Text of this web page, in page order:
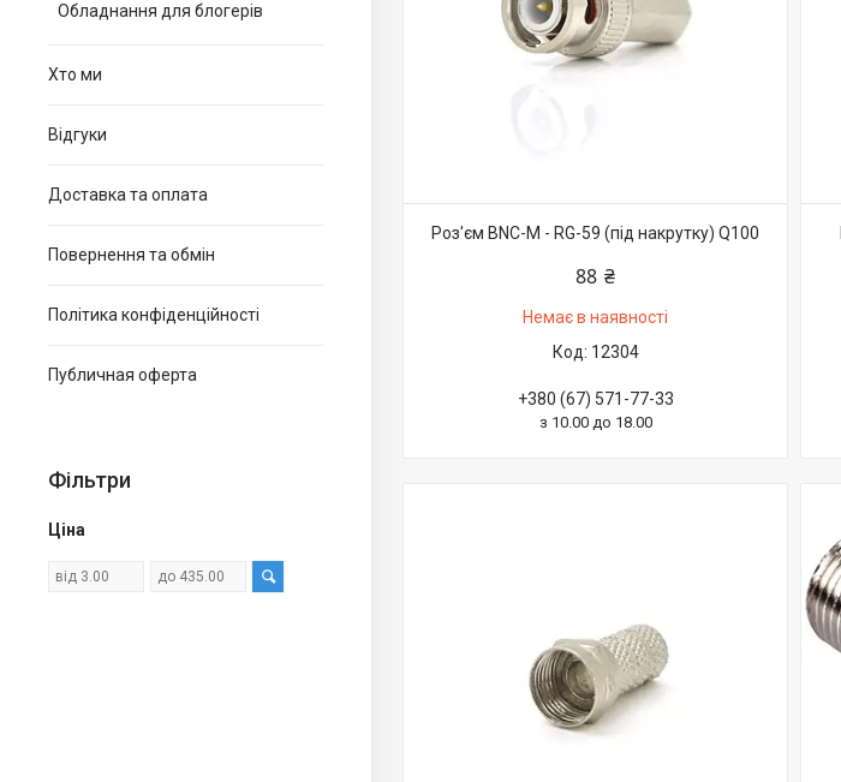
Обладнання для блогерів
Хто ми
Вiдгуки
Доставка та оплата
Повернення та обмiн
Політика конфіденційності
Публичная оферта
Фільтри
Ціна
Роз'єм BNC-M - RG-59 (під накрутку) Q100
88 ₴
Немає в наявності
12304
+380 (67) 571-77-33
з 10.00 до 18.00